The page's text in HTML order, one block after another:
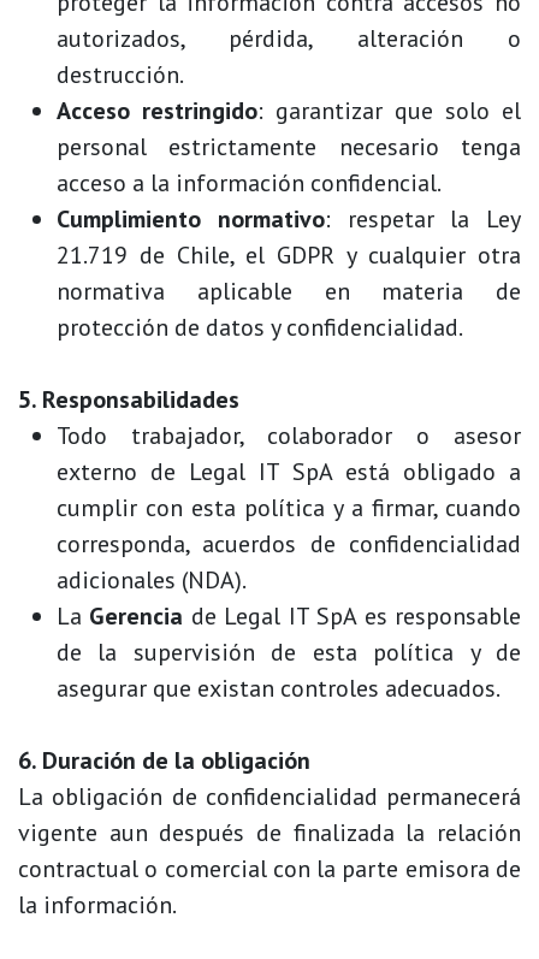
autorizados, pérdida, alteración o
destrucción.
Acceso restringido: garantizar que solo el
personal estrictamente necesario tenga
acceso a la información confidencial.
Cumplimiento normativo: respetar la Ley
21.719 de Chile, el GDPR y cualquier otra
normativa aplicable en materia de
protección de datos y confidencialidad.
5. Responsabilidades
Todo trabajador, colaborador o asesor
externo de Legal IT SpA está obligado a
cumplir con esta política y a firmar, cuando
corresponda, acuerdos de confidencialidad
adicionales (NDA).
La Gerencia de Legal IT SpA es responsable
de la supervisión de esta política y de
asegurar que existan controles adecuados.
6. Duración de la obligación
La obligación de confidencialidad permanecerá
vigente aun después de finalizada la relación
contractual o comercial con la parte emisora de
la información.